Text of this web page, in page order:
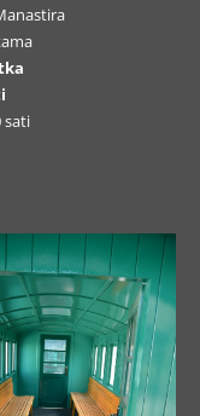
sati